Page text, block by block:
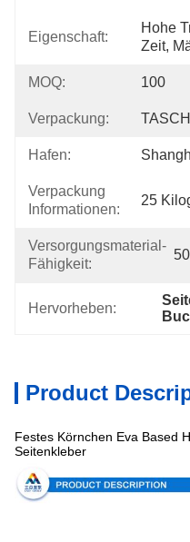
Eigenschaft:
Hohe
Zeit,
MOQ: 100
Verpackung:
Hafen:
Verpackung
Informationen:
25
Versorgungsmaterial-
Fähigkeit:
Hervorheben:
Product
Festes Körnchen Eva Based
Seitenkleber